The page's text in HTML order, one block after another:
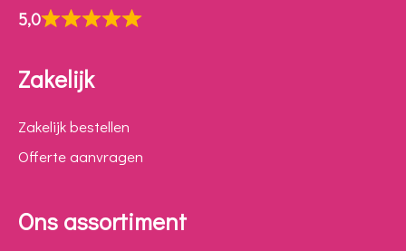
5,0
Zakelijk
Zakelijk bestellen
Offerte aanvragen
Ons assortiment